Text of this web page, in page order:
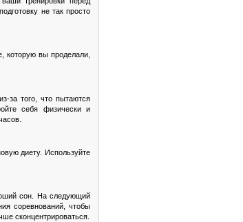
не так просто
которую вы проделали,
за того, что пытаются
себя физически и
диету. Используйте
сон. На следующий
соревнований, чтобы
сконцентрироваться.